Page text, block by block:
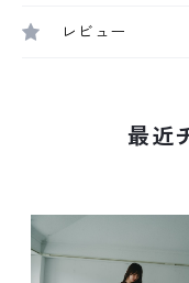
レビュー
最近